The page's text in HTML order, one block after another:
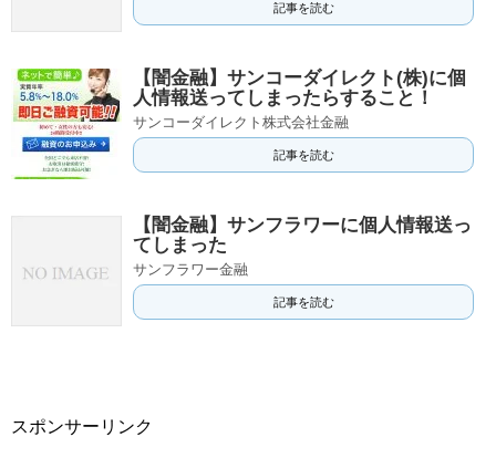
記事を読む
【闇金融】サンコーダイレクト(株)に個
人情報送ってしまったらすること！
サンコーダイレクト株式会社金融
記事を読む
【闇金融】サンフラワーに個人情報送っ
てしまった
サンフラワー金融
記事を読む
スポンサーリンク